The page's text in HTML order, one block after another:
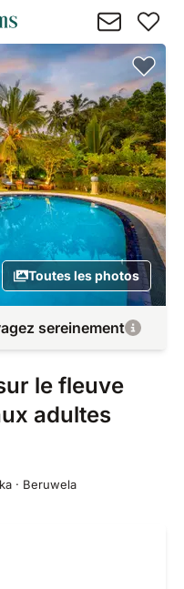
Toutes les photos
sereinement
le fleuve
adultes
· Beruwela